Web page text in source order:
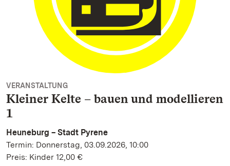
VERANSTALTUNG
Kleiner Kelte – bauen und modellieren
1
Heuneburg – Stadt Pyrene
Termin: Donnerstag, 03.09.2026, 10:00
Preis: Kinder 12,00 €